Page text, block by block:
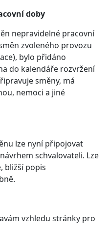
doby
nepravidelné pracovní
zvoleného provozu
bylo přidáno
do kalendáře rozvržení
směny, má
nemoci a jiné
lze nyní připojovat
schvalovateli. Lze
bližší popis
vzhledu stránky pro